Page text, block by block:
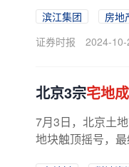
滨江集团 房地
证券时报
2024-
北京3宗宅地
7月3日，北京土
地块触顶摇号，最